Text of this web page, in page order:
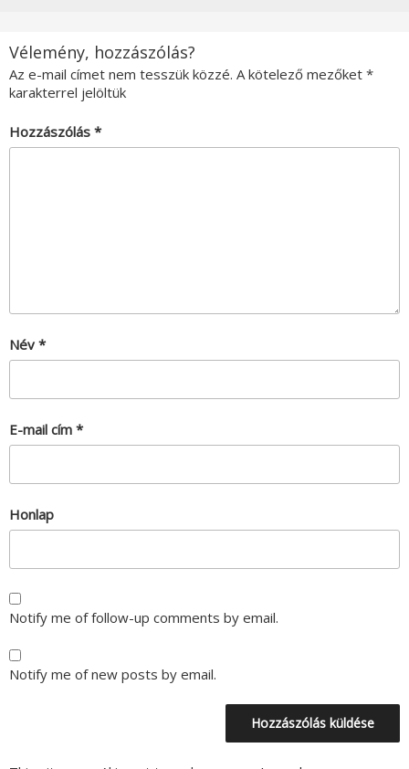
Vélemény, hozzászólás?
Az e-mail címet nem tesszük közzé. A kötelező mezőket *
karakterrel jelöltük
Hozzászólás *
Név *
E-mail cím *
Honlap
Notify me of follow-up comments by email.
Notify me of new posts by email.